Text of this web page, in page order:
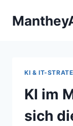
Inhalt
KI & IT-
KI im
sich